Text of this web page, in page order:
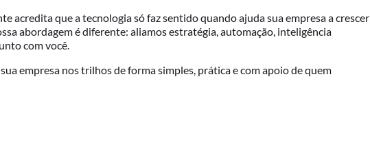
acredita que a tecnologia só faz sentido quando ajuda sua empresa a crescer
abordagem é diferente: aliamos estratégia, automação, inteligência
com você.
empresa nos trilhos de forma simples, prática e com apoio de quem